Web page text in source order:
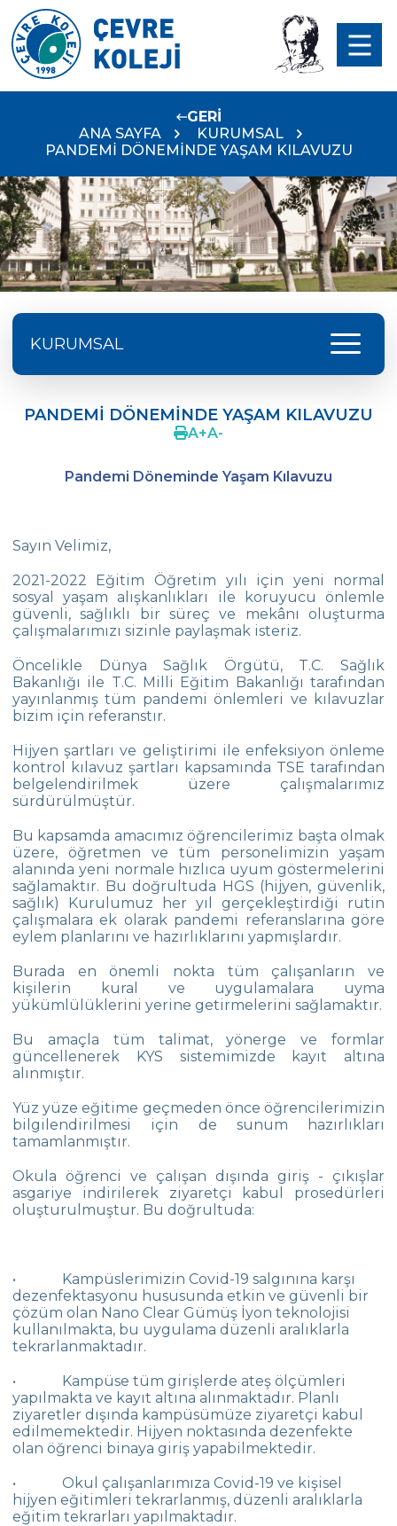
GERİ
ANA SAYFA
KURUMSAL
PANDEMİ DÖNEMİNDE YAŞAM KILAVUZU
KURUMSAL menu
ÇEVRE’DE ATATÜRKÇÜLÜK
YAYINLARIMIZ
VELİ-ÖĞRENCİ EL KİTABI
KAMPÜSTE YAŞAM
SOSYAL SORUMLULUK
BASINDA ÇEVRE
TANITIM FİLMLERİMİZ
ANI DEFTERİ
ÇEVRE MARŞI
UZMAN GÖRÜŞÜ
İNSAN KAYNAKLARI
YÖNETİM KADROSU
İŞ BAŞVURU FORMU
ÇEVRE‘YE KABUL SINAVI
PANDEMİ DÖNEMİNDE YAŞAM KILAVUZU
ADAY VELİNİN SORDUĞU SORULAR
PANDEMİ DÖNEMİNDE YAŞAM KILAVUZU
A+A-
Pandemi Döneminde Yaşam Kılavuzu
Sayın Velimiz,
2021-2022 Eğitim Öğretim yılı için yeni normal
sosyal yaşam alışkanlıkları ile koruyucu önlemle
güvenli, sağlıklı bir süreç ve mekânı oluşturma
çalışmalarımızı sizinle paylaşmak isteriz.
Öncelikle Dünya Sağlık Örgütü, T.C. Sağlık
Bakanlığı ile T.C. Milli Eğitim Bakanlığı tarafından
yayınlanmış tüm pandemi önlemleri ve kılavuzlar
bizim için referanstır.
Hijyen şartları ve geliştirimi ile enfeksiyon önleme
kontrol kılavuz şartları kapsamında TSE tarafından
belgelendirilmek üzere çalışmalarımız
sürdürülmüştür.
Bu kapsamda amacımız öğrencilerimiz başta olmak
üzere, öğretmen ve tüm personelimizin yaşam
alanında yeni normale hızlıca uyum göstermelerini
sağlamaktır. Bu doğrultuda HGS (hijyen, güvenlik,
sağlık) Kurulumuz her yıl gerçekleştirdiği rutin
çalışmalara ek olarak pandemi referanslarına göre
eylem planlarını ve hazırlıklarını yapmışlardır.
Burada en önemli nokta tüm çalışanların ve
kişilerin kural ve uygulamalara uyma
yükümlülüklerini yerine getirmelerini sağlamaktır.
Bu amaçla tüm talimat, yönerge ve formlar
güncellenerek KYS sistemimizde kayıt altına
alınmıştır.
Yüz yüze eğitime geçmeden önce öğrencilerimizin
bilgilendirilmesi için de sunum hazırlıkları
tamamlanmıştır.
Okula öğrenci ve çalışan dışında giriş - çıkışlar
asgariye indirilerek ziyaretçi kabul prosedürleri
oluşturulmuştur. Bu doğrultuda:
• Kampüslerimizin Covid-19 salgınına karşı
dezenfektasyonu hususunda etkin ve güvenli bir
çözüm olan Nano Clear Gümüş İyon teknolojisi
kullanılmakta, bu uygulama düzenli aralıklarla
tekrarlanmaktadır.
• Kampüse tüm girişlerde ateş ölçümleri
yapılmakta ve kayıt altına alınmaktadır. Planlı
ziyaretler dışında kampüsümüze ziyaretçi kabul
edilmemektedir. Hijyen noktasında dezenfekte
olan öğrenci binaya giriş yapabilmektedir.
• Okul çalışanlarımıza Covid-19 ve kişisel
hijyen eğitimleri tekrarlanmış, düzenli aralıklarla
eğitim tekrarları yapılmaktadır.